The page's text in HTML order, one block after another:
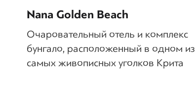
Nana Golden Beach
Очаровательный отель и комплекс
бунгало, расположенный в одном из
самых живописных уголков Крита